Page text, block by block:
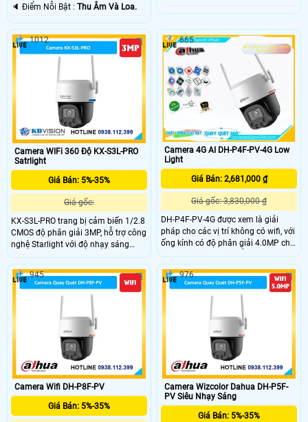
️🔈 Điểm Nỗi Bật : Thu Âm Và Loa.
Camera WIFi 360 Độ KX-S3L-PRO
Satrlight
Giá Bán: 5%-35%
Giá gốc:
KX-S3L-PRO trang bị cảm biến 1/2.8
CMOS độ phân giải 3MP, hỗ trợ công
nghệ Starlight với độ nhạy sáng
0.0005 lux @ F1.0, Kèm theo đấy
đượch trang bị đèn Led trợ sáng
giúp nhìn có màu vào ban đêm với
khoảng cách 30m.
1012
Camera 4G AI DH-P4F-PV-4G Low
Light
Giá Bán: 2,681,000 ₫
Giá gốc: 3,830,000 ₫
DH-P4F-PV-4G được xem là giải
pháp cho các vị trí không có wifi, với
ống kính có độ phân giải 4.0MP cho
ra hình ảnh sắc nét, hỗ trợ H.265+,
trang bị khả năng chống sét 2000V,
phù hợp lắp đặt ngoài trời chuẩn IP
66, có công nghệ AI được trang bị
665
Camera Wifi DH-P8F-PV
Giá Bán: 5%-35%
945
Camera Wizcolor Dahua DH-P5F-
PV Siêu Nhạy Sáng
Giá Bán: 5%-35%
976